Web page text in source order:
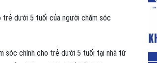
dưới 5 tuổi của người chăm sóc
sóc chính cho trẻ dưới 5 tuổi tại nhà từ